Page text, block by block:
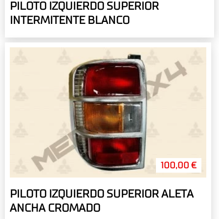
PILOTO IZQUIERDO SUPERIOR
INTERMITENTE BLANCO
100,00 €
PILOTO IZQUIERDO SUPERIOR ALETA
ANCHA CROMADO